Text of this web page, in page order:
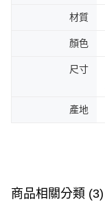
材質
顏色
尺寸
產地
商品相關分類 (3)